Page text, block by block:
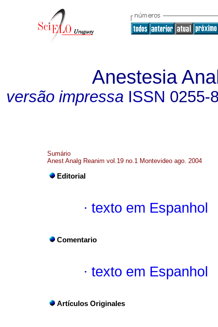
Anestesia
versão impressa ISSN 0255-
Sumário
Anest Analg Reanim vol.19 no.1 Montevideo ago. 2004
Editorial
· texto em Espanhol
Comentario
· texto em Espanhol
Artículos Originales